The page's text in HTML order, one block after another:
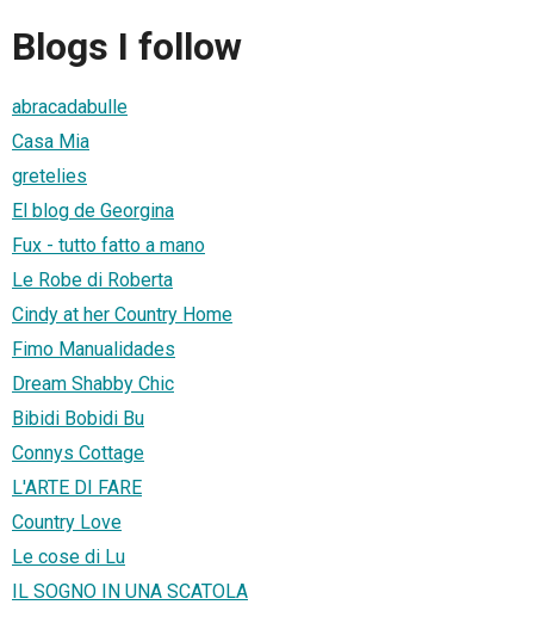
Blogs I follow
abracadabulle
Casa Mia
gretelies
El blog de Georgina
Fux - tutto fatto a mano
Le Robe di Roberta
Cindy at her Country Home
Fimo Manualidades
Dream Shabby Chic
Bibidi Bobidi Bu
Connys Cottage
L'ARTE DI FARE
Country Love
Le cose di Lu
IL SOGNO IN UNA SCATOLA